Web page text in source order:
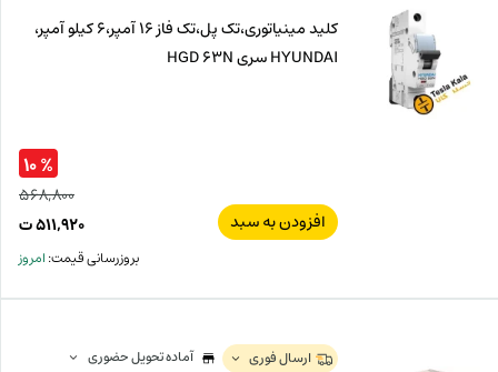
کلید مینیاتوری،تک پل،تک فاز 16 آمپر،6 کیلو آمپر،
HYUNDAI سری HGD 63N
افزودن به سبد
۵۶۸,۸۰۰
۵۱۱,۹۲۰ت
% ۱۰
بروزرسانی قیمت:امروز
ارسال فوری آماده تحویل حضوری